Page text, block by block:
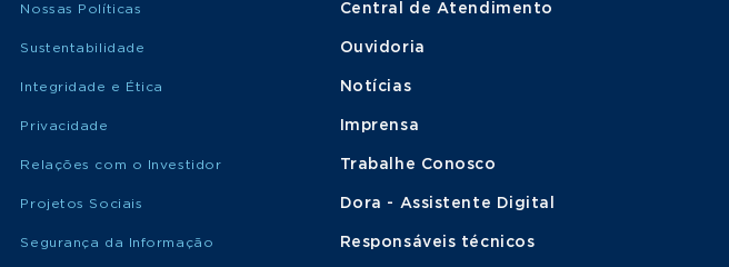
Nossas Políticas
Sustentabilidade
Integridade e Ética
Privacidade
Relações com o Investidor
Projetos Sociais
Segurança da Informação
Central de Atendimento
Ouvidoria
Notícias
Imprensa
Trabalhe Conosco
Dora - Assistente Digital
Responsáveis técnicos